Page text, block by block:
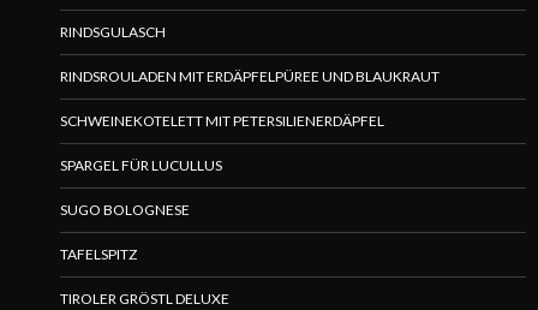
RINDSGULASCH
RINDSROULADEN MIT ERDÄPFELPÜREE UND BLAUKRAUT
SCHWEINEKOTELETT MIT PETERSILIENERDÄPFEL
SPARGEL FÜR LUCULLUS
SUGO BOLOGNESE
TAFELSPITZ
TIROLER GRÖSTL DELUXE